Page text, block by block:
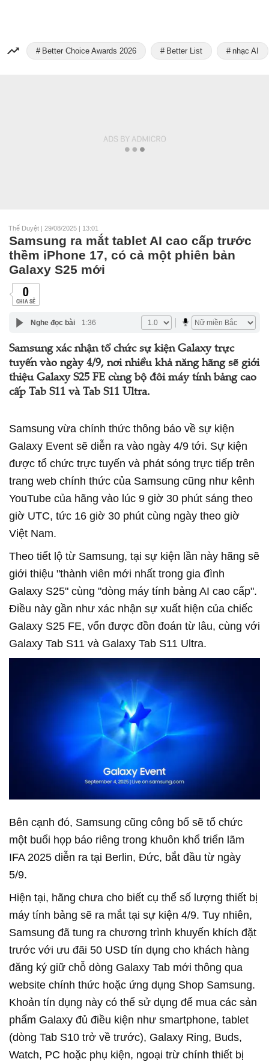
Better Choice Awards 2026 Better List nhạc AI
Thế Duyệt | 29/08/2025 | 13:01
Samsung ra mắt tablet AI cao cấp trước
thềm iPhone 17, có cả một phiên bản
Galaxy S25 mới
0
CHIA SẺ
Nghe đọc bài 1:36
Samsung xác nhận tổ chức sự kiện Galaxy trực
tuyến vào ngày 4/9, nơi nhiều khả năng hãng sẽ giới
thiệu Galaxy S25 FE cùng bộ đôi máy tính bảng cao
cấp Tab S11 và Tab S11 Ultra.
Samsung vừa chính thức thông báo về sự kiện
Galaxy Event sẽ diễn ra vào ngày 4/9 tới. Sự kiện
được tổ chức trực tuyến và phát sóng trực tiếp trên
trang web chính thức của Samsung cũng như kênh
YouTube của hãng vào lúc 9 giờ 30 phút sáng theo
giờ UTC, tức 16 giờ 30 phút cùng ngày theo giờ
Việt Nam.
Theo tiết lộ từ Samsung, tại sự kiện lần này hãng sẽ
giới thiệu "thành viên mới nhất trong gia đình
Galaxy S25" cùng "dòng máy tính bảng AI cao cấp".
Điều này gần như xác nhận sự xuất hiện của chiếc
Galaxy S25 FE, vốn được đồn đoán từ lâu, cùng với
Galaxy Tab S11 và Galaxy Tab S11 Ultra.
Bên cạnh đó, Samsung cũng công bố sẽ tổ chức
một buổi họp báo riêng trong khuôn khổ triển lãm
IFA 2025 diễn ra tại Berlin, Đức, bắt đầu từ ngày
5/9.
Hiện tại, hãng chưa cho biết cụ thể số lượng thiết bị
máy tính bảng sẽ ra mắt tại sự kiện 4/9. Tuy nhiên,
Samsung đã tung ra chương trình khuyến khích đặt
trước với ưu đãi 50 USD tín dụng cho khách hàng
đăng ký giữ chỗ dòng Galaxy Tab mới thông qua
website chính thức hoặc ứng dụng Shop Samsung.
Khoản tín dụng này có thể sử dụng để mua các sản
phẩm Galaxy đủ điều kiện như smartphone, tablet
(dòng Tab S10 trở về trước), Galaxy Ring, Buds,
Watch, PC hoặc phụ kiện, ngoại trừ chính thiết bị